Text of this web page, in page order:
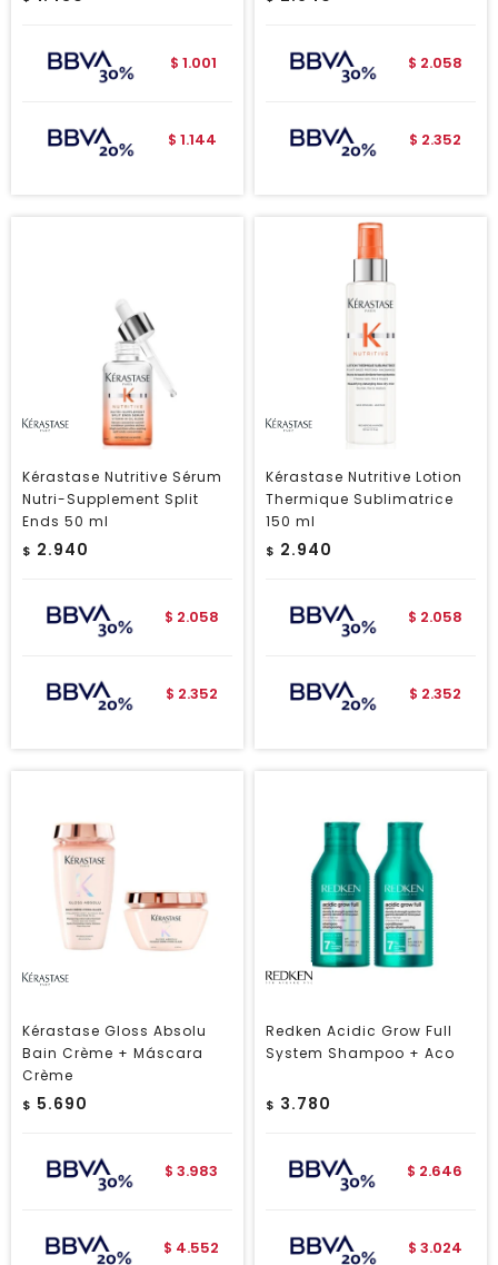
$ 1.001
$ 1.144
$ 2.058
$ 2.352
Kérastase Nutritive Sérum
Nutri-Supplement Split
Ends 50 ml
$ 2.940
$ 2.058
$ 2.352
Kérastase Nutritive Lotion
Thermique Sublimatrice
150 ml
$ 2.940
$ 2.058
$ 2.352
Kérastase Gloss Absolu
Bain Crème + Máscara
Crème
$ 5.690
$ 3.983
$ 4.552
Redken Acidic Grow Full
System Shampoo + Aco
$ 3.780
$ 2.646
$ 3.024